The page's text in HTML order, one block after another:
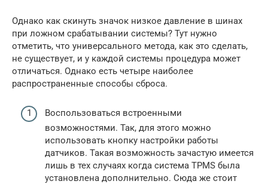
Однако как скинуть значок низкое давление в шинах
при ложном срабатывании системы? Тут нужно
отметить, что универсального метода, как это сделать,
не существует, и у каждой системы процедура может
отличаться. Однако есть четыре наиболее
распространенные способы сброса.
Воспользоваться встроенными
возможностями. Так, для этого можно
использовать кнопку настройки работы
датчиков. Такая возможность зачастую имеется
лишь в тех случаях когда система TPMS была
установлена дополнительно. Сюда же стоит